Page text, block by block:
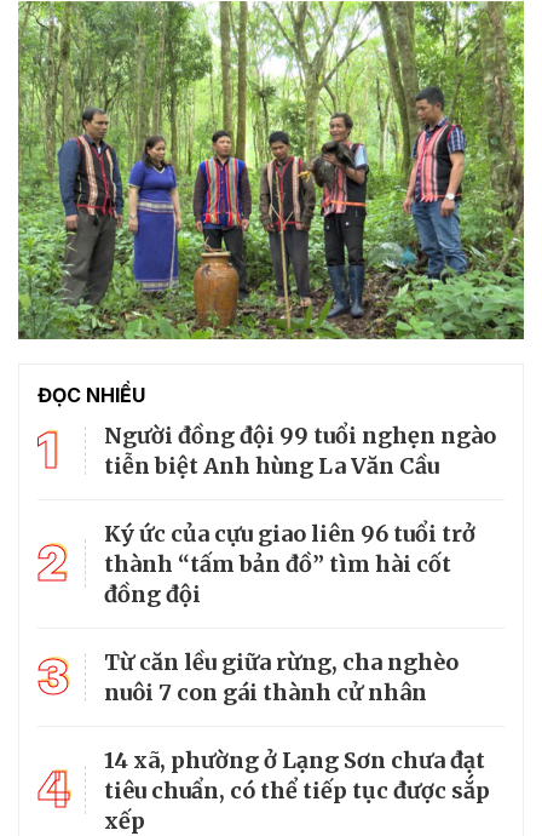
ĐỌC NHIỀU
1
Người đồng đội 99 tuổi nghẹn ngào
tiễn biệt Anh hùng La Văn Cầu
2
Ký ức của cựu giao liên 96 tuổi trở
thành “tấm bản đồ” tìm hài cốt
đồng đội
3
Từ căn lều giữa rừng, cha nghèo
nuôi 7 con gái thành cử nhân
4
14 xã, phường ở Lạng Sơn chưa đạt
tiêu chuẩn, có thể tiếp tục được sắp
xếp